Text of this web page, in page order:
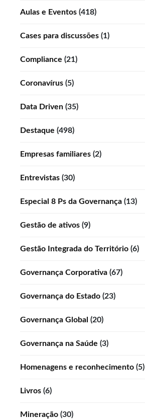
Aulas e Eventos (418)
Cases para discussões (1)
Compliance (21)
Coronavírus (5)
Data Driven (35)
Destaque (498)
Empresas familiares (2)
Entrevistas (30)
Especial 8 Ps da Governança (13)
Gestão de ativos (9)
Gestão Integrada do Território (6)
Governança Corporativa (67)
Governança do Estado (23)
Governança Global (20)
Governança na Saúde (3)
Homenagens e reconhecimento (5)
Livros (6)
Mineração (30)